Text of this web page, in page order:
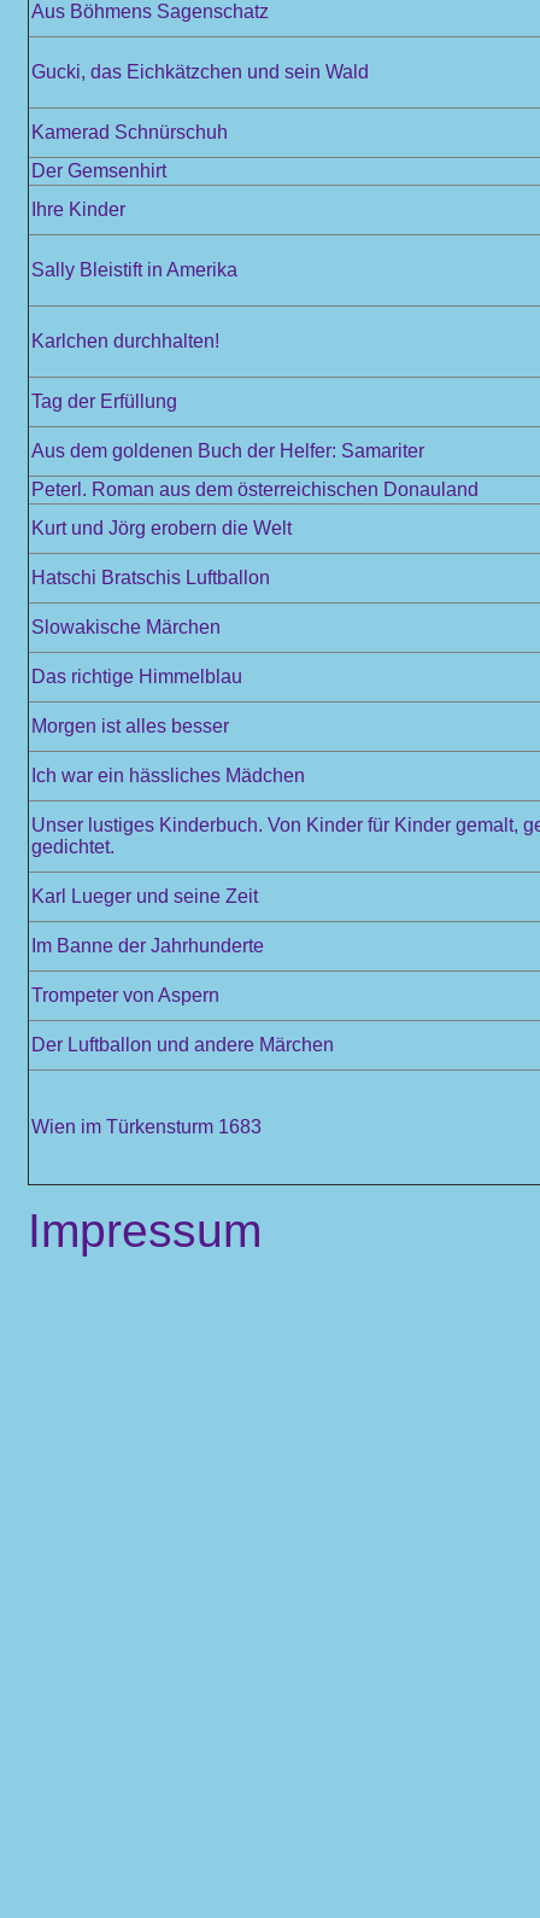
Aus Böhmens Sagenschatz
Gucki, das Eichkätzchen und sein Wald
Kamerad Schnürschuh
Der Gemsenhirt
Ihre Kinder
Sally Bleistift in Amerika
Karlchen durchhalten!
Tag der Erfüllung
Aus dem goldenen Buch der Helfer: Samariter
Peterl. Roman aus dem österreichischen Donauland
Kurt und Jörg erobern die Welt
Hatschi Bratschis Luftballon
Slowakische Märchen
Das richtige Himmelblau
Morgen ist alles besser
Ich war ein hässliches Mädchen
Unser lustiges Kinderbuch. Von Kinder für Kinder gemalt,
gedichtet.
Karl Lueger und seine Zeit
Im Banne der Jahrhunderte
Trompeter von Aspern
Der Luftballon und andere Märchen
Wien im Türkensturm 1683
Impressum